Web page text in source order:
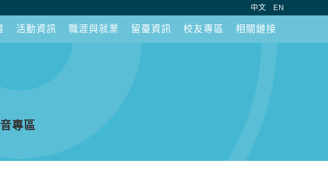
中文 EN
活動資訊 職涯與就業 留臺資訊 校友專區 相關鏈接
專區